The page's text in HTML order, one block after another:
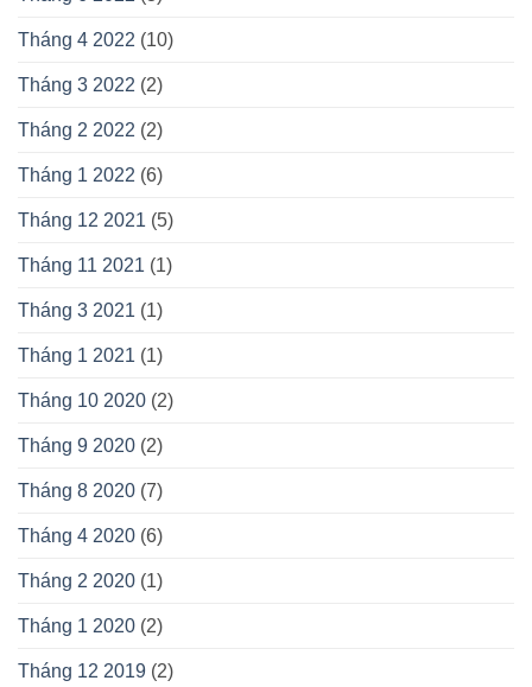
Tháng 4 2022 (10)
Tháng 3 2022 (2)
Tháng 2 2022 (2)
Tháng 1 2022 (6)
Tháng 12 2021 (5)
Tháng 11 2021 (1)
Tháng 3 2021 (1)
Tháng 1 2021 (1)
Tháng 10 2020 (2)
Tháng 9 2020 (2)
Tháng 8 2020 (7)
Tháng 4 2020 (6)
Tháng 2 2020 (1)
Tháng 1 2020 (2)
Tháng 12 2019 (2)